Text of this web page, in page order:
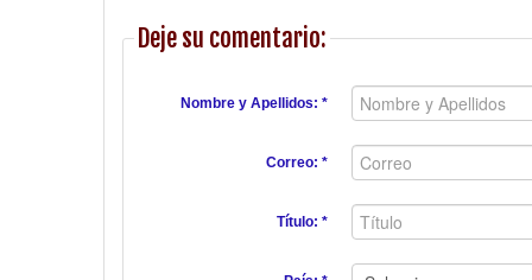
Deje su comentario:
Nombre y Apellidos: *
Correo: *
Título: *